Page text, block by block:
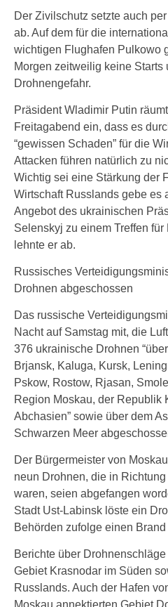
Der Zivilschutz setzte auch
ab. Auf dem für die
wichtigen Flughafen Pulkowo
Morgen zeitweilig keine
Drohnengefahr.
Präsident Wladimir Putin
Freitagabend ein, dass es
“gewissen Schaden” für die
Attacken führen natürlich zu
Wichtig sei eine Stärkung der
Wirtschaft Russlands gebe es
Angebot des ukrainischen
Selenskyj zu einem Treffen
lehnte er ab.
Russisches
Drohnen abgeschossen
Das russische
Nacht auf Samstag mit, die
376 ukrainische Drohnen
Brjansk, Kaluga, Kursk,
Pskow, Rostow, Rjasan,
Region Moskau, der Republik
Abchasien” sowie über dem
Schwarzen Meer
Der Bürgermeister von
neun Drohnen, die in
waren, seien abgefangen
Stadt Ust-Labinsk löste ein
Behörden zufolge einen
Berichte über
Gebiet Krasnodar im Süden
Russlands. Auch der Hafen
Moskau annektierten Gebiet